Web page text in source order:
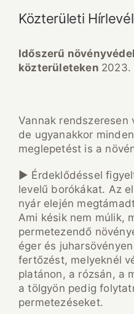
Közterületi
Időszerű
közterületeken 2023.
Vannak rendszeresen
de ugyanakkor
meglepetést is a
► Érdeklődéssel
levelű borókákat. Az
nyár elején
Ami késik nem múlik,
permetezendő
éger és
fertőzést, melyeknél
platánon, a rózsán, a
a tölgyön pedig
permetezéseket.